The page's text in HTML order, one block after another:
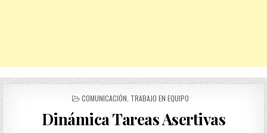
POSTED
COMUNICACIÓN TRABAJO EN EQUIPO
Dinámica Tareas Asertivas